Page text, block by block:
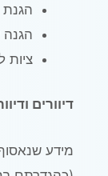
הגנת
הגנה
ציות
דיוורים
מידע